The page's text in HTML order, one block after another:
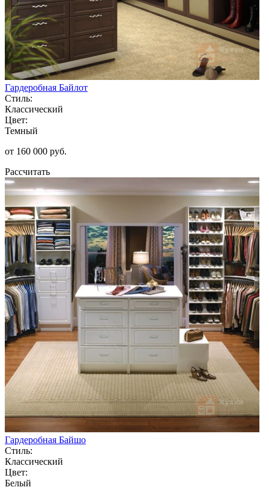
Гардеробная Байлот
Стиль:
Классический
Цвет:
Темный
от 160 000 руб.
Рассчитать
Гардеробная Байшо
Стиль:
Классический
Цвет:
Белый